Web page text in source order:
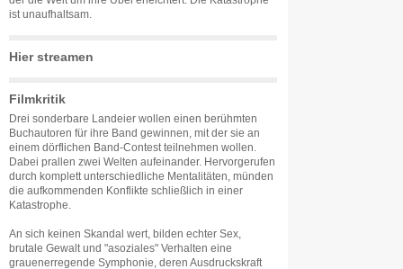
ist unaufhaltsam.
Hier streamen
Filmkritik
Drei sonderbare Landeier wollen einen berühmten
Buchautoren für ihre Band gewinnen, mit der sie an
einem dörflichen Band-Contest teilnehmen wollen.
Dabei prallen zwei Welten aufeinander. Hervorgerufen
durch komplett unterschiedliche Mentalitäten, münden
die aufkommenden Konflikte schließlich in einer
Katastrophe.
An sich keinen Skandal wert, bilden echter Sex,
brutale Gewalt und "asoziales" Verhalten eine
grauenerregende Symphonie, deren Ausdruckskraft